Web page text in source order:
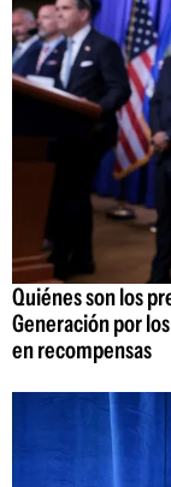
Quiénes son los
Generación por
en recompensas